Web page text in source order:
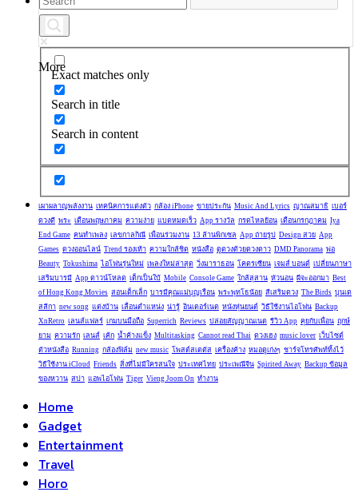
More
Exact matches only
Search in title
Search in content
เผาผลาญพลังงาน เทคนิคการแต่งตัว กล้อง iPhone ขายประกัน Music And Lyrics ญาณสมาธิ เบอร์
ดวงดี พระ เดือนพฤษภาคม ความง่าย แบตหมดเร็ว App รางวัล กรดไหลย้อน เดือนกรกฎาคม Iya
End Game คนทำเพลง เลขกาลกิณี เพื่อนร่วมงาน 13 ล้านพิกเซล App ถ่ายรูป Design สวย App
Games ดวงออนไลน์ Trend รองเท้า ความใกล้ชิด หนังสือ ดูดวงด้วยดวงดาว DMD Panorama พ่อ
Beauty Tokushima ไอโฟนรุ่นใหม่ เพลงใหม่ล่าสุด วิ่งมาราธอน โคตรเซียน เจมส์ บอนด์ เปลี่ยนภาษา
เสริมบารมี App ดาวน์โหลด เด็กเป็นใบ้ Mobile Console Game ใกล้สุสาน หัวนอน ผีจะออกมา Best
of Hong Kong Movies สอนเด็กเล็ก บารมีคุณแม่บุญเรือน พระพุทโธน้อย สีเสริมดวง The Birds บุนเด
สลีกา new song แต่งบ้าน เลื่อนตำแหน่ง น่ารู้ อินเตอร์เนต หนังหุ่นยนต์ วิธีใช้งานไอโฟน Backup
XnRetro เลนส์แฟลร์ เกมบนมือถือ Superrich Reviews ปล่อยสัญญาณเนต รีวิว App คุยกับเพื่อน ฤกษ์
ยาม ความรัก เลนส์ เค้ก น้ำค้างแข็ง Multitasking Cannot read Thai ดวงเฮง music lover เว็บไซต์
ตัวหนังสือ Running กล้องฟิล์ม new music โพสต์สเตตัส เครื่องค้าง หมอดูเก่งๆ ชาร์จโทรศัพท์ทิ้งไว้
วิธีใช้งาน iCloud Friends สิ่งที่ไม่มีใครสนใจ ประเทศไทย ประเพณีจีน Spirited Away Backup ข้อมูล
ของหวาน สปา แอพไอโฟน Tiger Vieng Joom On ทำงาน
Home
Gadget
Entertainment
Travel
Horo